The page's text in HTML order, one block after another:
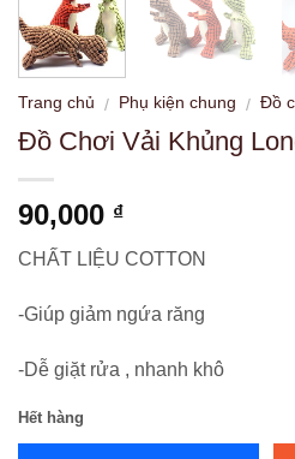
Trang chủ / Phụ kiện chung / Đồ
Đồ Chơi Vải Khủng
90,000 ₫
CHẤT LIỆU COTTON
-Giúp giảm ngứa răng
-Dễ giặt rửa , nhanh khô
Hết hàng